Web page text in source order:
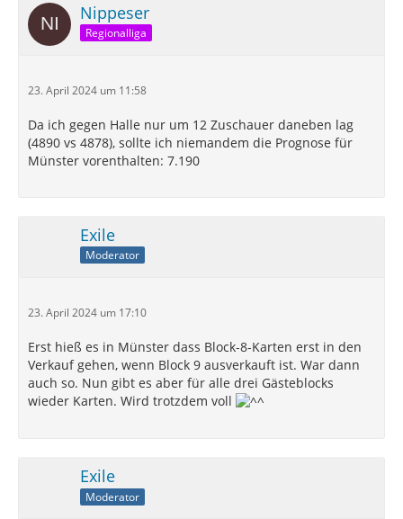
Nippeser
Regionalliga
23. April 2024 um 11:58
Da ich gegen Halle nur um 12 Zuschauer daneben lag
(4890 vs 4878), sollte ich niemandem die Prognose für
Münster vorenthalten: 7.190
Exile
Moderator
23. April 2024 um 17:10
Erst hieß es in Münster dass Block-8-Karten erst in den
Verkauf gehen, wenn Block 9 ausverkauft ist. War dann
auch so. Nun gibt es aber für alle drei Gästeblocks
wieder Karten. Wird trotzdem voll
Exile
Moderator